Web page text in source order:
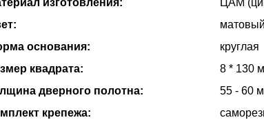
изготовления:
ЦАМ
основания:
круглая
квадрата:
8 * 130
дверного полотна:
55 - 60
крепежа: